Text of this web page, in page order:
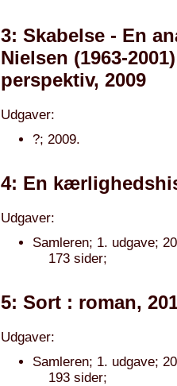
3: Skabelse - En
Nielsen (1963-
perspektiv, 2009
Udgaver:
?; 2009.
4: En
Udgaver:
Samleren; 1. udgave;
173 sider;
5: Sort : roman,
Udgaver:
Samleren; 1. udgave;
193 sider;